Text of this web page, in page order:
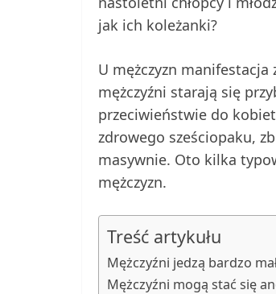
jak ich koleżanki?
U mężczyzn
mężczyźni starają się
przeciwieństwie do
zdrowego sześciopaku,
masywnie. Oto kilka
mężczyzn.
Treść artykułu
Mężczyźni jedzą bardzo
Mężczyźni mogą stać się